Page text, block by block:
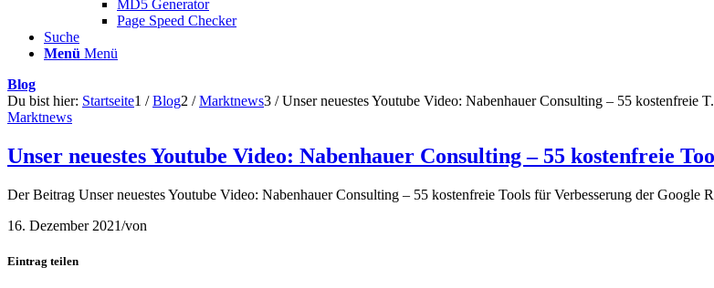
MD5 Generator
Page Speed Checker
Suche
Menü Menü
Blog
Du bist hier: Startseite1 / Blog2 / Marktnews3 / Unser neuestes Youtube Video: Nabenhauer Consulting – 55 kostenfreie
Marktnews
Unser neuestes Youtube Video: Nabenhauer Consulting – 55 kostenfreie
Der Beitrag Unser neuestes Youtube Video: Nabenhauer Consulting – 55 kostenfreie Tools für Verbesserung der Google
16. Dezember 2021/von
Eintrag teilen